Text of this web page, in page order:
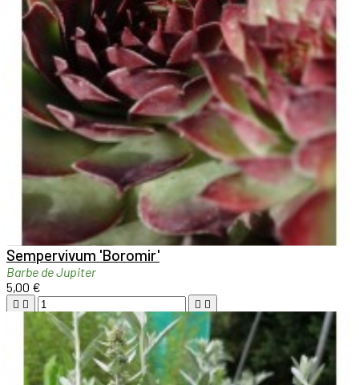

Sempervivum 'Boromir'
Barbe de Jupiter
5,00 €
   
Ajouter au panier